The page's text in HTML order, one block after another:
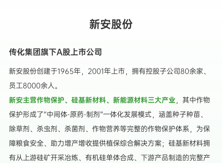
新安股份
传化集团旗下A股上市公司
新安股份创建于1965年，2001年上市，拥有控股子公司80余家、
员工8000余人。
新安主营作物保护、硅基新材料、新能源材料三大产业，其中作物
保护形成了“中间体-原药-制剂”一体化发展模式，涵盖种子种苗、
除草剂、杀虫剂、杀菌剂、作物营养等完整的作物保护体系，为保
障粮食安全、助力增产增收提供植保综合解决方案；硅基新材料拥
有从上游硅矿开采冶炼、有机硅单体合成、下游产品制造的完整产